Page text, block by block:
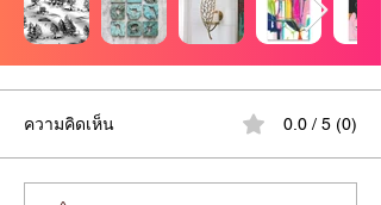
ความคิดเห็น 0.0 / 5 (0)